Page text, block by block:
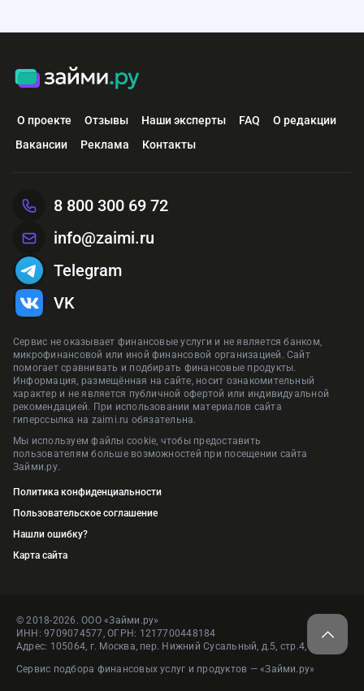
О проекте Отзывы Наши эксперты FAQ
О редакции
Вакансии
Реклама Контакты
Сервис не оказывает финансовые услуги и не является банком,
микрофинансовой или иной финансовой организацией. Сайт
помогает сравнивать и подбирать финансовые продукты.
Информация, размещённая на сайте, носит ознакомительный
характер и не является публичной офертой или индивидуальной
рекомендацией. При использовании материалов сайта
гиперссылка на zaimi.ru обязательна.
Мы используем файлы cookie, чтобы предоставить
пользователям больше возможностей при посещении сайта
Займи.ру.
Политика конфиденциальности
Пользовательское соглашение
Нашли ошибку?
Карта сайта
8 800 300 69 72
info@zaimi.ru
Telegram
VK
© 2018-2026. ООО «Займи.ру»
ИНН: 9709074577, ОГРН: 1217700448184
Адрес: 105064, г. Москва, пер. Нижний Сусальный, д.5, стр.4, пом.1
Сервис подбора финансовых услуг и продуктов — «Займи.ру»